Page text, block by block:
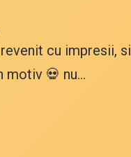
cu impresii, si
motiv 💀 nu...